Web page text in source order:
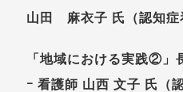
山田 麻衣子 氏（認知症
「地域における実践②」
ｰ 看護師 山西 文子 氏（